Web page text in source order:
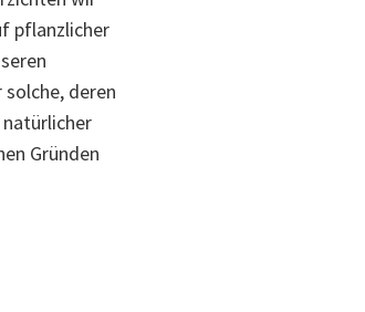
pflanzlicher
deren
Gründen